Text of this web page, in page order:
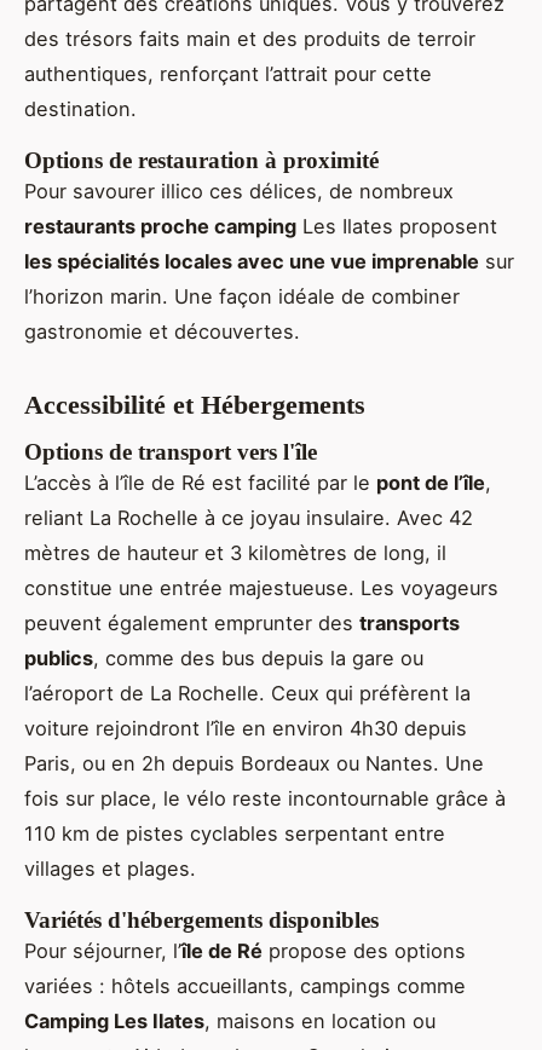
des trésors faits main et des produits de terroir
authentiques, renforçant l’attrait pour cette
destination.
Options de restauration à proximité
Pour savourer illico ces délices, de nombreux
restaurants proche camping Les Ilates proposent
les spécialités locales avec une vue imprenable sur
l’horizon marin. Une façon idéale de combiner
gastronomie et découvertes.
Accessibilité et Hébergements
Options de transport vers l'île
L’accès à l’île de Ré est facilité par le pont de l’île,
reliant La Rochelle à ce joyau insulaire. Avec 42
mètres de hauteur et 3 kilomètres de long, il
constitue une entrée majestueuse. Les voyageurs
peuvent également emprunter des transports
publics, comme des bus depuis la gare ou
l’aéroport de La Rochelle. Ceux qui préfèrent la
voiture rejoindront l’île en environ 4h30 depuis
Paris, ou en 2h depuis Bordeaux ou Nantes. Une
fois sur place, le vélo reste incontournable grâce à
110 km de pistes cyclables serpentant entre
villages et plages.
Variétés d'hébergements disponibles
Pour séjourner, l’île de Ré propose des options
variées : hôtels accueillants, campings comme
Camping Les Ilates, maisons en location ou